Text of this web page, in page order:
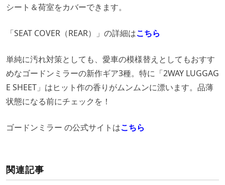
シート＆荷室をカバーできます。
「SEAT COVER（REAR）」の詳細はこちら
単純に汚れ対策としても、愛車の模様替えとしてもおすす
めなゴードンミラーの新作ギア3種。特に「2WAY LUGGAG
E SHEET」はヒット作の香りがムンムンに漂います。品薄
状態になる前にチェックを！
ゴードンミラー の公式サイトはこちら
関連記事